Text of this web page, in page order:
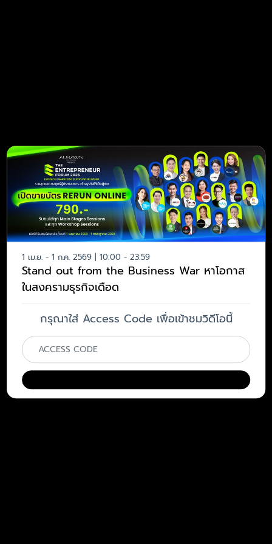
1 เม.ย. - 1 ก.ค. 2569 | 10:00 - 23:59
Stand out from the Business War หาโอกาส
ในสงครามธุรกิจเดือด
กรุณาใส่ Access Code เพื่อเข้าชมวิดีโอนี้